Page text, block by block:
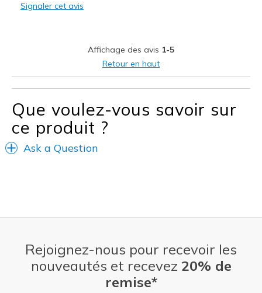
View On Shoes
I'm Into Shoes
Signaler cet avis
Affichage des avis 1-5
Retour en haut
Que voulez-vous savoir sur
ce produit ?
Ask a Question
Rejoignez-nous pour recevoir les
nouveautés et recevez 20% de
remise*